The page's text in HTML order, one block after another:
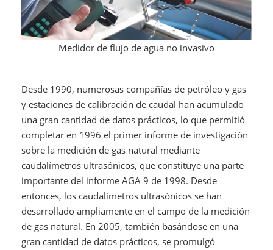
Medidor de flujo de agua no invasivo
Desde 1990, numerosas compañías de petróleo y gas
y estaciones de calibración de caudal han acumulado
una gran cantidad de datos prácticos, lo que permitió
completar en 1996 el primer informe de investigación
sobre la medición de gas natural mediante
caudalímetros ultrasónicos, que constituye una parte
importante del informe AGA 9 de 1998. Desde
entonces, los caudalímetros ultrasónicos se han
desarrollado ampliamente en el campo de la medición
de gas natural. En 2005, también basándose en una
gran cantidad de datos prácticos, se promulgó